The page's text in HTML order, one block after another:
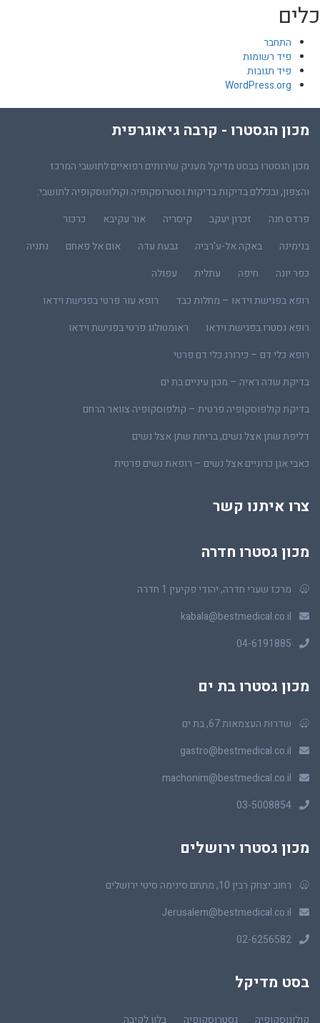
כלים
התחבר
פיד רשומות
פיד תגובות
WordPress.org
מכון הגסטרו - קרבה גיאוגרפית
מכון הגסטרו בבסט מדיקל מעניק שירותים רפואיים לתושבי המרכז
והצפון, ובכללם בדיקות בדיקות גסטרוסקופיה וקולונוסקופיה לתושבי:
פרדס חנה
זכרון יעקב קיסריה אור עקיבא
כרכור
בנימינה
באקה אל-ע'רביה גבעת עדה אום אל פאחם
נתניה
כפר יונה
חיפה עתלית
עפולה
רופא בפגישת וידאו – מחלות כבד
רופא עור פרטי בפגישת וידאו
רופא גסטרו בפגישת וידאו
ראומטולוג פרטי בפגישת וידאו
רופא כלי דם – כירורג כלי דם פרטי
בדיקת שדה ראיה – מכון עיניים בת ים
בדיקת קולפוסקופיה פרטית – קולפוסקופיה צוואר הרחם
דליפת שתן אצל נשים, בריחת שתן אצל נשים
כאבי אגן כרוניים אצל נשים – רופאת נשים פרטית
צרו איתנו קשר
מכון גסטרו חדרה
מרכז שערי חדרה, יהודי פקיעין 1 חדרה
kabala@bestmedical.co.il
04-6191885
מכון גסטרו בת ים
שדרות העצמאות 67, בת ים
gastro@bestmedical.co.il
machonim@bestmedical.co.il
03-5008854
מכון גסטרו ירושלים
רחוב יצחק רבין 10, מתחם סינימה סיטי ירושלים
Jerusalem@bestmedical.co.il
02-6256582
בסט מדיקל
קולונוסקופיה גסטרוסקופיה
בלון לקיבה